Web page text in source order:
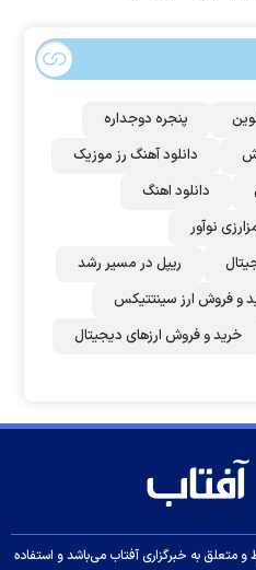
پنجره دوجداره
دانلود آهنگ رز‌ موزیک
دانلود اهنگ
نوآور
ریپل در مسیر رشد
و فروش ارز سینتتیکس
خرید و فروش ارزهای دیجیتال
به خبرگزاری آفتاب می‌باشد و استفاده